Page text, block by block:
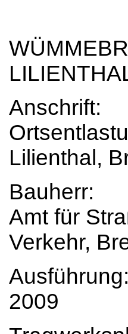
Anschrift:
Lilienthal,
Bauherr:
Amt für
Verkehr,
2009